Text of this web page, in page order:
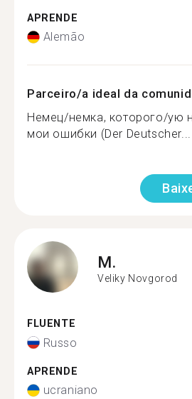
APRENDE
Alemão
Parceiro/a ideal da
Немец/немка, которого/ую
мои ошибки (Der Deutscher...
M.
Veliky Novgorod
FLUENTE
Russo
APRENDE
ucraniano